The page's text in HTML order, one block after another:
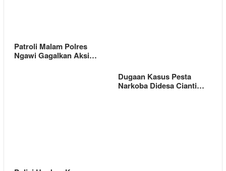
Patroli Malam Polres
Ngawi Gagalkan Aksi…
Dugaan Kasus Pesta
Narkoba Didesa Cianti…